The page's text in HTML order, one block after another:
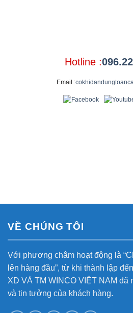
Hotline :
Email :
VỀ CHÚNG TÔI
Với phương châm hoạt động là
lên hàng đầu”, từ khi thành lập
XD VÀ TM WINCO VIỆT NAM
và tin tưởng của khách hàng.